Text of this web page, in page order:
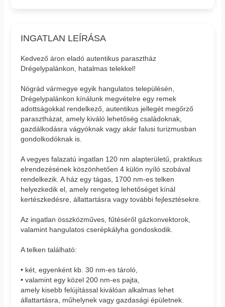
INGATLAN LEÍRÁSA
Kedvező áron eladó autentikus parasztház
Drégelypalánkon, hatalmas telekkel!
Nógrád vármegye egyik hangulatos településén,
Drégelypalánkon kínálunk megvételre egy remek
adottságokkal rendelkező, autentikus jellegét megőrző
parasztházat, amely kiváló lehetőség családoknak,
gazdálkodásra vágyóknak vagy akár falusi turizmusban
gondolkodóknak is.
A vegyes falazatú ingatlan 120 nm alapterületű, praktikus
elrendezésének köszönhetően 4 külön nyíló szobával
rendelkezik. A ház egy tágas, 1700 nm-es telken
helyezkedik el, amely rengeteg lehetőséget kínál
kertészkedésre, állattartásra vagy további fejlesztésekre.
Az ingatlan összközműves, fűtéséről gázkonvektorok,
valamint hangulatos cserépkályha gondoskodik.
A telken található:
• két, egyenként kb. 30 nm-es tároló,
• valamint egy közel 200 nm-es pajta,
amely kisebb felújítással kiválóan alkalmas lehet
állattartásra, műhelynek vagy gazdasági épületnek.